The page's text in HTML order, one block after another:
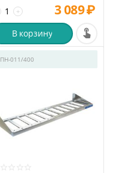
+ 3 089₽
В корзину
ПН-011/400